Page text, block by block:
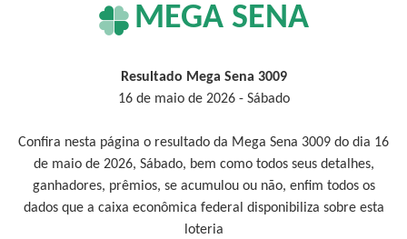
MEGA SENA
Resultado Mega Sena 3009
16 de maio de 2026 - Sábado
Confira nesta página o resultado da Mega Sena 3009 do dia 16
de maio de 2026, Sábado, bem como todos seus detalhes,
ganhadores, prêmios, se acumulou ou não, enfim todos os
dados que a caixa econômica federal disponibiliza sobre esta
loteria